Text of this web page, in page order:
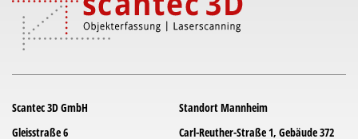
Scantec 3D GmbH
Gleisstraße 6
Standort Mannheim
Carl-Reuther-Straße 1, Gebäude 372